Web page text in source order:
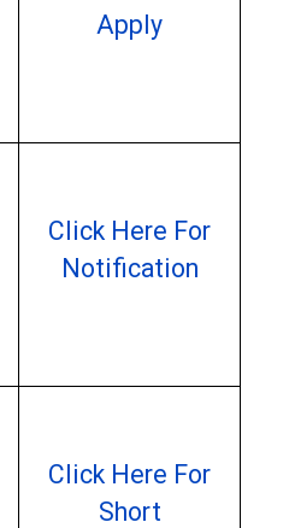
Apply
Click Here For
Notification
Click Here For
Short